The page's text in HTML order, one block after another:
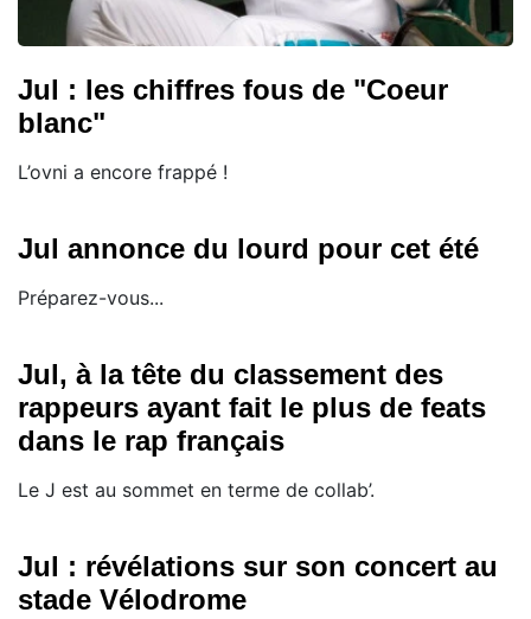
Jul : les chiffres fous de "Coeur
blanc"
L’ovni a encore frappé !
Jul annonce du lourd pour cet été
Préparez-vous...
Jul, à la tête du classement des
rappeurs ayant fait le plus de feats
dans le rap français
Le J est au sommet en terme de collab’.
Jul : révélations sur son concert au
stade Vélodrome